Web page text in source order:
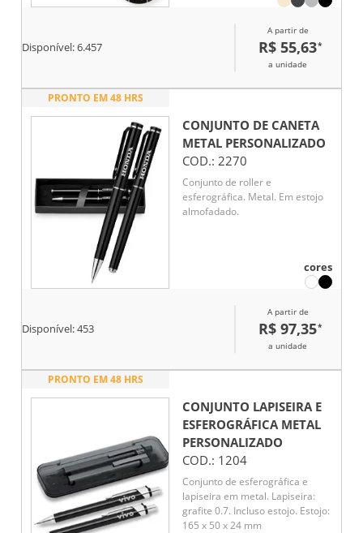
Disponível:6.457
A partir de
R$ 55,63*
a unidade
PRONTO EM 48 HRS
CONJUNTO DE CANETA
METAL PERSONALIZADO
COD.: 2270
Conjunto de roller e
esferográfica. Metal. Em estojo
almofadado.
cores
Disponível:453
A partir de
R$ 97,35*
a unidade
PRONTO EM 48 HRS
CONJUNTO LAPISEIRA E
ESFEROGRÁFICA METAL
PERSONALIZADO
COD.: 1204
Conjunto de esferográfica e
lapiseira em metal. Lapiseira:
grafite 0.7. Incluso estojo. Estojo:
165 x 50 x 24 mm